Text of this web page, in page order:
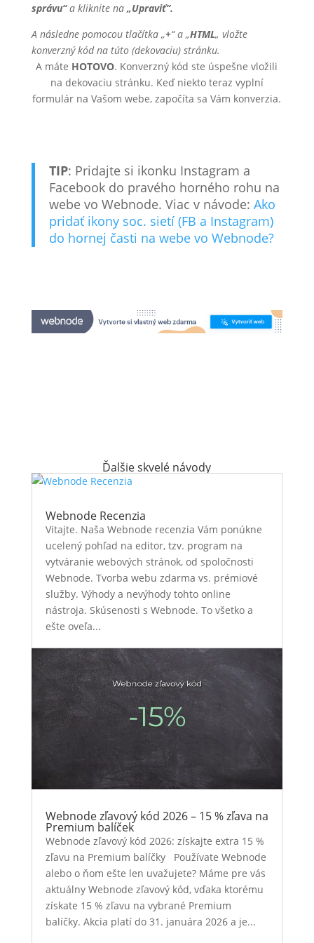
správu“a kliknite na „Upraviť“.
A následne pomocou tlačítka„+“a„HTML„ vložte
konverzný kódna túto (dekovaciu) stránku.
A máte HOTOVO. Konverzný kód ste úspešne vložili
na dekovaciu stránku. Keď niekto teraz vyplní
formulár na Vašom webe, započíta sa Vám konverzia.
TIP: Pridajte si ikonku Instagram a
Facebook do pravého horného rohu na
webe vo Webnode. Viac v návode: Ako
pridať ikony soc. sietí (FB a Instagram)
do hornej časti na webe vo Webnode?
Ďalšie skvelé návody
Webnode Recenzia
Vitajte. Naša Webnode recenzia Vám ponúkne
ucelený pohľad na editor, tzv. program na
vytváranie webových stránok, od spoločnosti
Webnode. Tvorba webu zdarma vs. prémiové
služby. Výhody a nevýhody tohto online
nástroja. Skúsenosti s Webnode. To všetko a
ešte oveľa...
Webnode zľavový kód 2026 – 15 % zľava na
Premium balíček
Webnode zľavový kód 2026: získajte extra 15 %
zľavu na Premium balíčky Používate Webnode
alebo o ňom ešte len uvažujete? Máme pre vás
aktuálny Webnode zľavový kód, vďaka ktorému
získate 15 % zľavu na vybrané Premium
balíčky. Akcia platí do 31. januára 2026 a je...